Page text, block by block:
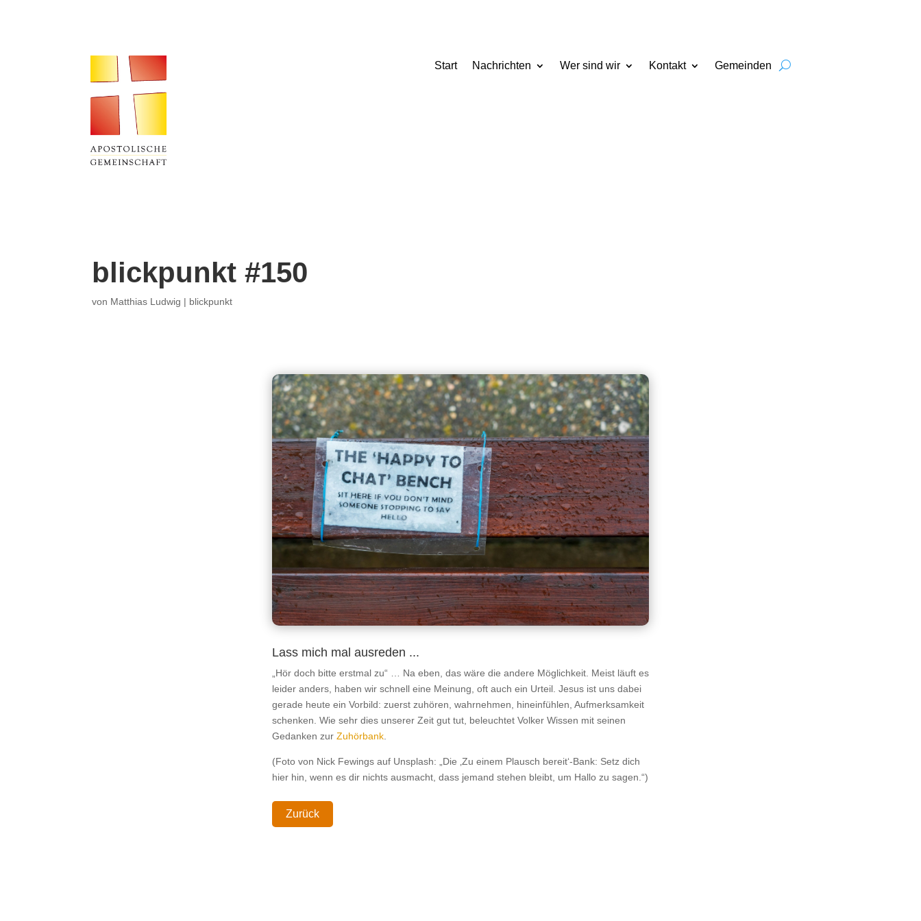
Start Nachrichten Wer sind wir Kontakt Gemeinden
blickpunkt #150
von Matthias Ludwig | blickpunkt
Lass mich mal ausreden ...
„Hör doch bitte erstmal zu“ … Na eben, das wäre die andere Möglichkeit. Meist läuft es
leider anders, haben wir schnell eine Meinung, oft auch ein Urteil. Jesus ist uns dabei
gerade heute ein Vorbild: zuerst zuhören, wahrnehmen, hineinfühlen, Aufmerksamkeit
schenken. Wie sehr dies unserer Zeit gut tut, beleuchtet Volker Wissen mit seinen
Gedanken zur Zuhörbank.
(Foto von Nick Fewings auf Unsplash: „Die ‚Zu einem Plausch bereit‘-Bank: Setz dich
hier hin, wenn es dir nichts ausmacht, dass jemand stehen bleibt, um Hallo zu sagen.“)
Zurück